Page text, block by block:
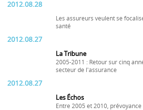
2012.08.28
Les assureurs veulent se
santé
2012.08.27
La Tribune
2005-2011 : Retour sur cinq
secteur de l'assurance
2012.08.27
Les Échos
Entre 2005 et 2010,